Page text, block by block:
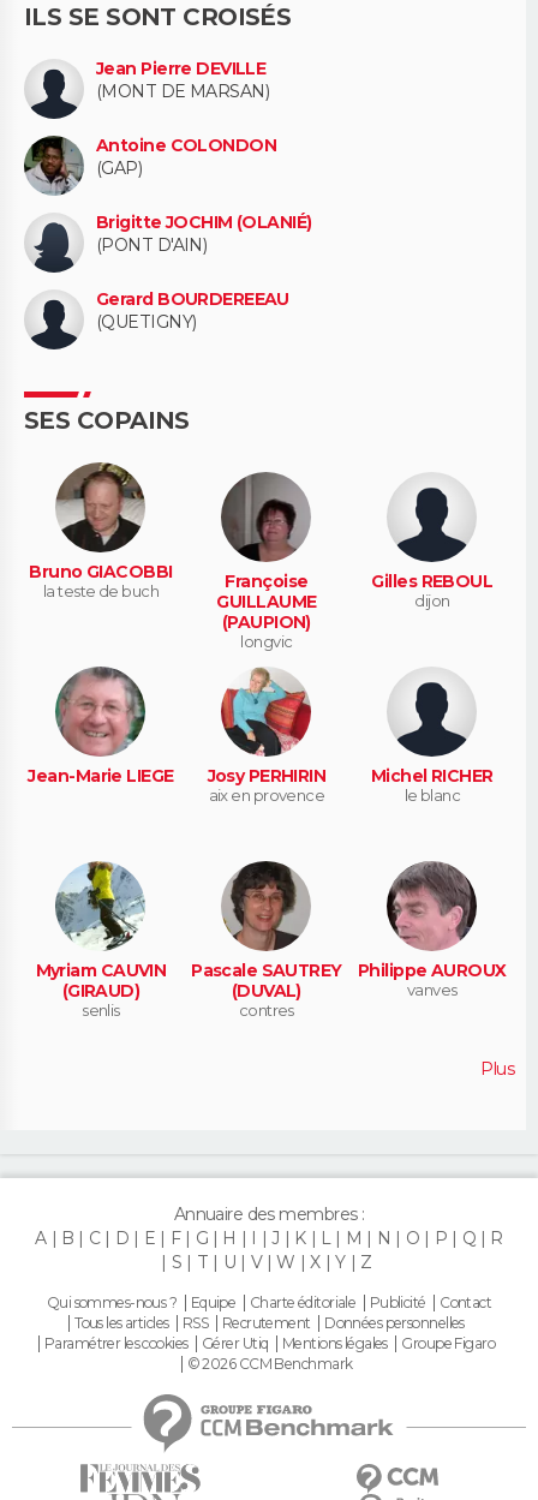
ILS SE SONT CROISÉS
Jean Pierre DEVILLE
(MONT DE MARSAN)
Antoine COLONDON
(GAP)
Brigitte JOCHIM (OLANIÉ)
(PONT D'AIN)
Gerard BOURDEREEAU
(QUETIGNY)
SES COPAINS
Bruno GIACOBBI
la teste de buch
Françoise
GUILLAUME
(PAUPION)
longvic
Gilles REBOUL
dijon
Jean-Marie LIEGE Josy PERHIRIN
aix en provence
Michel RICHER
le blanc
Myriam CAUVIN
(GIRAUD)
senlis
Pascale SAUTREY
(DUVAL)
contres
Philippe AUROUX
vanves
Plus
Annuaire des membres :
A
B C D E F G H I J K L M N O P Q
R
S
T U V W X Y Z
Qui sommes-nous ? Equipe Charte éditoriale Publicité
Contact
Tous les articles
RSS Recrutement
Données personnelles
Paramétrer les cookies
Gérer Utiq Mentions légales
Groupe Figaro
© 2026 CCM Benchmark